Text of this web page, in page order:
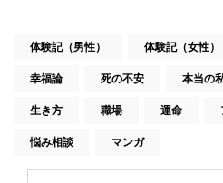
体験記（男性） 体験記（女性）
幸福論 死の不安 本当の
生き方 職場 運命
悩み相談 マンガ